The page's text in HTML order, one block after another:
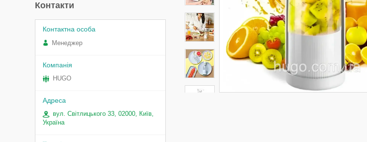
Контакти
Менеджер
HUGO
вул. Світлицького 33, 02000, Київ,
Україна